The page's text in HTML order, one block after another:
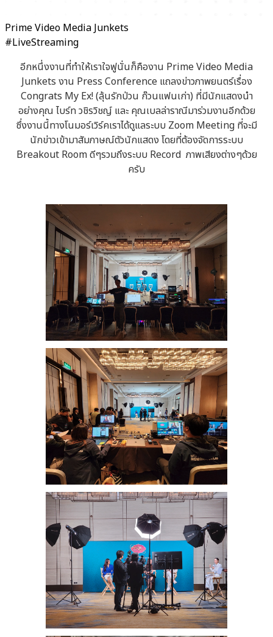
Prime Video Media Junkets
#LiveStreaming
อีกหนึ่งงานที่ทำให้เราใจฟูนั่นก็คืองาน Prime Video Media
Junkets งาน Press Conference แถลงข่าวภาพยนตร์เรื่อง
Congrats My Ex! (ลุ้นรักป่วน ก๊วนแฟนเก่า) ที่มีนักแสดงนำ
อย่างคุณ ไบร์ท วชิรวิชญ์ และ คุณเบลล่าราณีมาร่วมงานอีกด้วย
ซึ่งงานนี้ทางโนมอร์เวิร์คเราได้ดูแลระบบ Zoom Meeting ที่จะมี
นักข่าวเข้ามาสัมภาษณ์ตัวนักแสดง โดยที่ต้องจัดการระบบ
Breakout Room ดีๆรวมถึงระบบ Record ภาพเสียงต่างๆด้วย
ครับ